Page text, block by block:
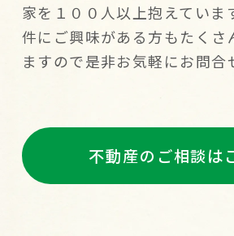
家を１００人以上抱えていま
件にご興味がある方もたくさ
ますので是非お気軽にお問合
不動産のご相談は